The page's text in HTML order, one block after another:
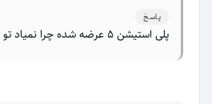
پاسخ
پلی استیشن ۵ عرضه شده چرا نمیاد تو بازار؟